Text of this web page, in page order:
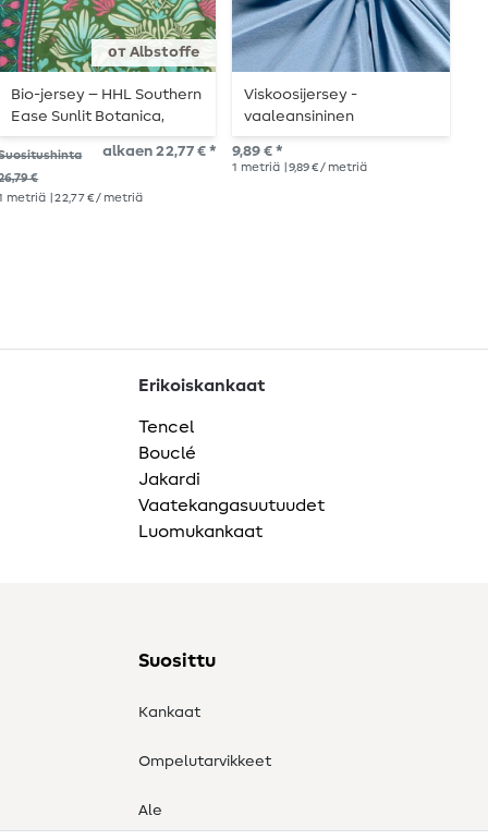
от Albstoffe
Bio-jersey – HHL Southern
Ease Sunlit Botanica,
vihreä
€
alkaen 22,77 € *
metriä | 22,77 € / metriä
Viskoosijersey -
vaaleansininen
9,89 € *
1 metriä | 9,89 € / metriä
Erikoiskankaat
Tencel
Bouclé
Jakardi
Vaatekangasuutuudet
Luomukankaat
Suosittu
Kankaat
Ompelutarvikkeet
Ale